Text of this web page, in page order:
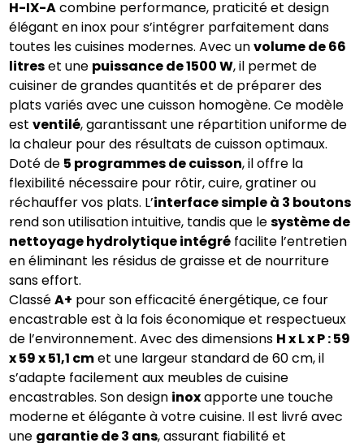
H-IX-Acombine performance, praticité et design
élégant en inox pour s’intégrer parfaitement dans
toutes les cuisines modernes. Avec unvolume de 66
litreset une puissance de 1500 W, il permet de
cuisiner de grandes quantités et de préparer des
plats variés avec une cuisson homogène. Ce modèle
estventilé, garantissant une répartition uniforme de
la chaleur pour des résultats de cuisson optimaux.
Doté de 5 programmes de cuisson, il offre la
flexibilité nécessaire pour rôtir, cuire, gratiner ou
réchauffer vos plats. L’interface simple à 3 boutons
rend son utilisation intuitive, tandis que lesystème de
nettoyage hydrolytique intégré facilite l’entretien
en éliminant les résidus de graisse et de nourriture
sans effort.
ClasséA+ pour son efficacité énergétique, ce four
encastrable est à la fois économique et respectueux
de l’environnement. Avec des dimensions H x L x P : 59
x 59 x 51,1 cmet une largeur standard de 60 cm, il
s’adapte facilement aux meubles de cuisine
encastrables. Son design inoxapporte une touche
moderne et élégante à votre cuisine. Il est livré avec
une garantie de 3 ans, assurant fiabilité et